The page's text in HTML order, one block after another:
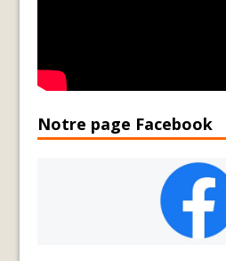
Notre page Facebook